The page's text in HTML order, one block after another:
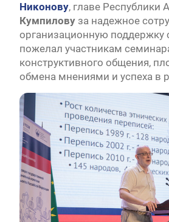
Никонову, главе Республики
Кумпиловуза надежное
организационную поддержку
пожелал участникам
конструктивного общения,
обмена мнениями и успеха в